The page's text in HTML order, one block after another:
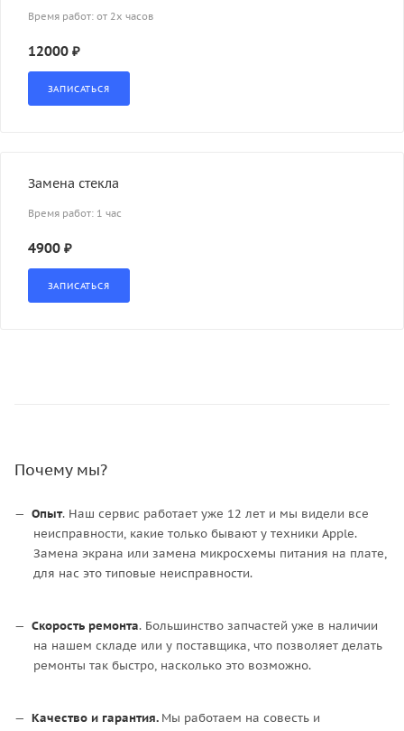
Время работ: от 2х часов
12000 ₽
Замена стекла
Время работ: 1 час
4900 ₽
Почему мы?
Опыт. Наш сервис работает уже 12 лет и мы видели все
неисправности, какие только бывают у техники Apple.
Замена экрана или замена микросхемы питания на плате,
для нас это типовые неисправности.
Скорость ремонта. Большинство запчастей уже в наличии
на нашем складе или у поставщика, что позволяет делать
ремонты так быстро, насколько это возможно.
Качество и гарантия. Мы работаем на совесть и